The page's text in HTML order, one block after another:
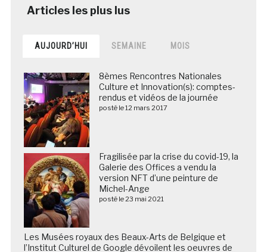
AUJOURD’HUI SEMAINE MOIS
8èmes Rencontres Nationales
Culture et Innovation(s): comptes-
rendus et vidéos de la journée
posté le 12 mars 2017
Fragilisée par la crise du covid-19, la
Galerie des Offices a vendu la
version NFT d’une peinture de
Michel-Ange
posté le 23 mai 2021
Les Musées royaux des Beaux-Arts de Belgique et
l’Institut Culturel de Google dévoilent les oeuvres de